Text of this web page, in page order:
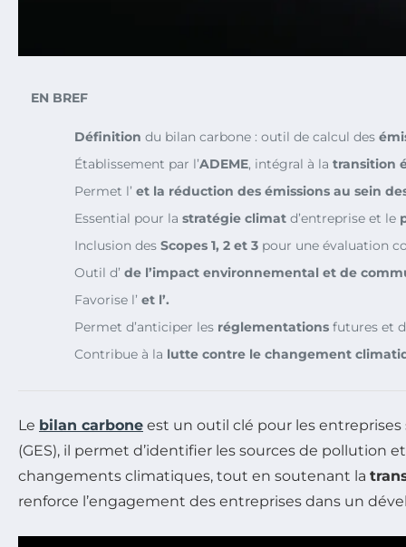
EN BREF
Définition du bilan carbone : outil de calcul des
Établissement par l’ADEME, intégral à la transition
Permet l’ et la réduction des émissions au sein
Essential pour la stratégie climat d’entreprise et le
Inclusion des Scopes 1, 2 et 3 pour une évaluation
Outil d’ de l’impact environnemental et de
Favorise l’ et l’.
Permet d’anticiper les réglementations futures et
Contribue à la lutte contre le changement
Le bilan carbone est un outil clé pour les
(GES), il permet d’identifier les sources de pollution
changements climatiques, tout en soutenant la
renforce l’engagement des entreprises dans un